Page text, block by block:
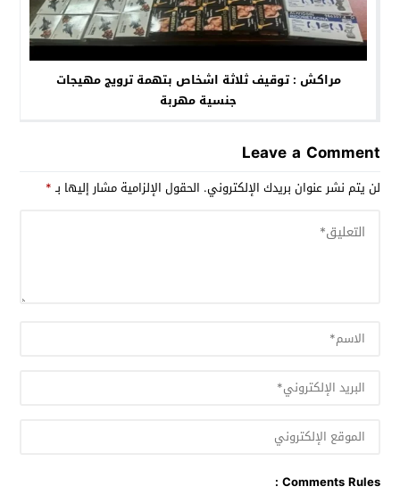
مراكش : توقيف ثلاثة اشخاص بتهمة ترويج مهيجات
جنسية مهربة
Leave a Comment
لن يتم نشر عنوان بريدك الإلكتروني. الحقول الإلزامية مشار إليها بـ*
Comments Rules :